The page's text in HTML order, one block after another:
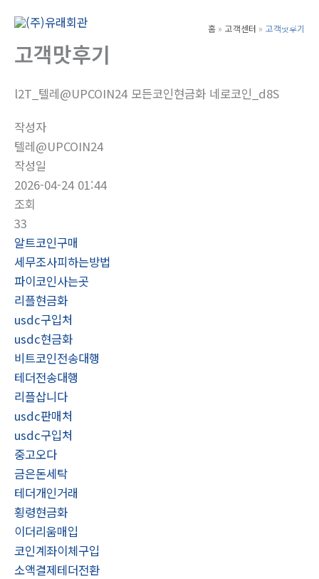
Main
홈 고객센터 고객맛후기
고객맛후기
l2T_텔레@UPCOIN24 모든코인현금화 네로코인_d8S
작성자
텔레@UPCOIN24
작성일
2026-04-24 01:44
조회
33
알트코인구매
세무조사피하는방법
파이코인사는곳
리플현금화
usdc구입처
usdc현금화
비트코인전송대행
테더전송대행
리플삽니다
usdc판매처
usdc구입처
중고오다
금은돈세탁
테더개인거래
횡령현금화
이더리움매입
코인계좌이체구입
소액결제테더전환